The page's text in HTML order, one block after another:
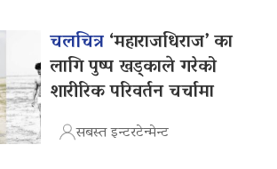
चलचित्र‘महाराजधिराज’ का
लागि पुष्प खड्काले गरेको
शारीरिक परिवर्तन चर्चामा
सबस्त इन्टरटेन्मेन्ट